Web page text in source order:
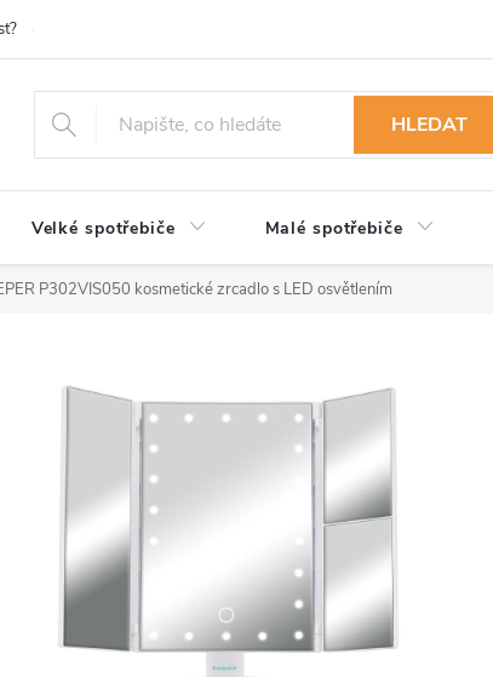
HLEDAT
Velké spotřebiče Malé spotřebiče
P302VIS050 kosmetické zrcadlo s LED osvětlením